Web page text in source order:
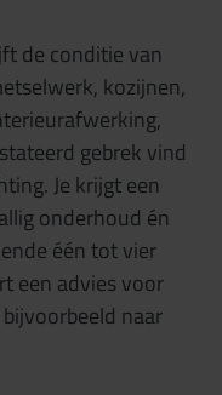
de conditie van
kozijnen,
gebrek vind
Je krijgt een
onderhoud én
één tot vier
een advies voor
naar